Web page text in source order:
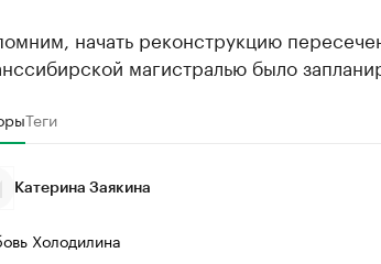
начать реконструкцию
магистралью было
Теги
Катерина Заякина
Холодилина